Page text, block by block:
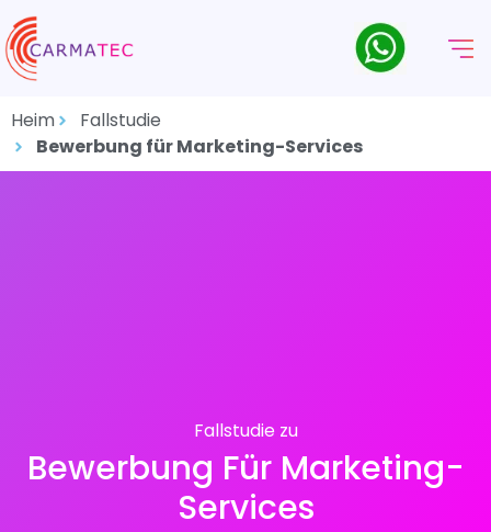
Heim
Fallstudie
Bewerbung für Marketing-Services
Fallstudie zu
Bewerbung Für Marketing-
Services